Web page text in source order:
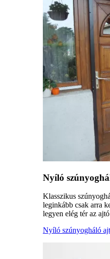
Nyíló
Klasszikus
leginkább csak arra
legyen elég tér az
Nyíló szúnyogháló